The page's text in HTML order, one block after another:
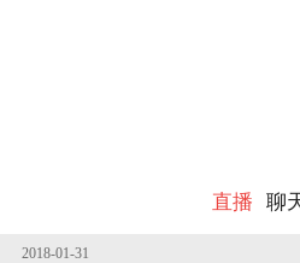
直播 聊
2018-01-31